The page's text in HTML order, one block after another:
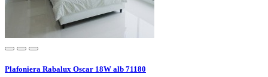
Plafoniera Rabalux Oscar 18W alb 71180